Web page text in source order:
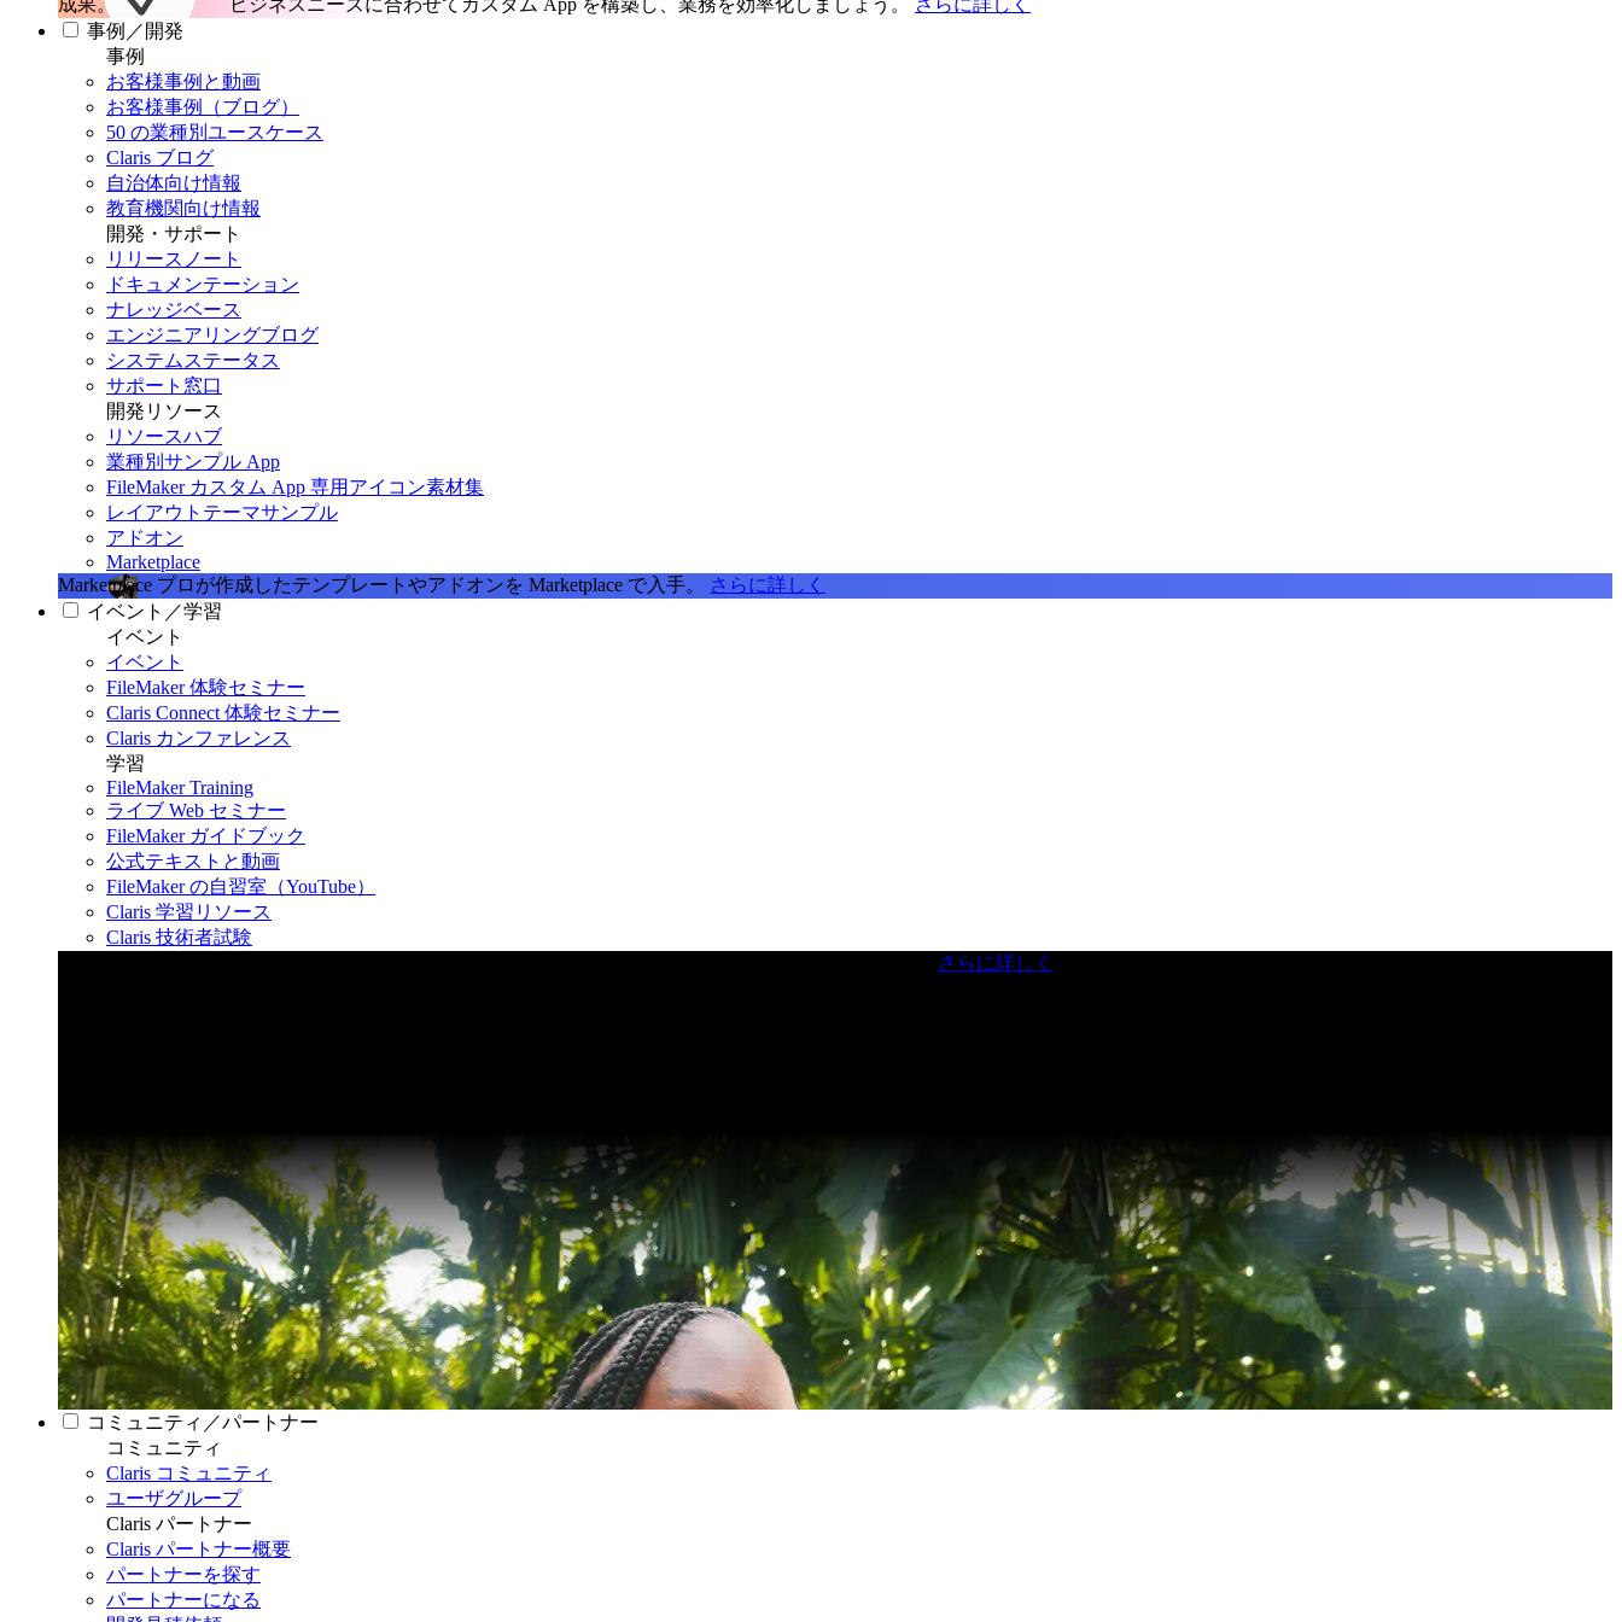
成果。 ビジネスニーズに合わせてカスタム App を構築し、業務を効率化しましょう。
さらに詳しく
事例／開発
事例
お客様事例と動画
お客様事例（ブログ）
50 の業種別ユースケース
Claris ブログ
自治体向け情報
教育機関向け情報
開発・サポート
リリースノート
ドキュメンテーション
ナレッジベース
エンジニアリングブログ
システムステータス
サポート窓口
開発リソース
リソースハブ
業種別サンプル App
FileMaker カスタム App 専用アイコン素材集
レイアウトテーマサンプル
アドオン
Marketplace
Marketplace プロが作成したテンプレートやアドオンを Marketplace で入手。
さらに詳しく
イベント／学習
イベント
イベント
FileMaker 体験セミナー
Claris Connect 体験セミナー
Claris カンファレンス
学習
FileMaker Training
ライブ Web セミナー
FileMaker ガイドブック
公式テキストと動画
FileMaker の自習室（YouTube）
Claris 学習リソース
Claris 技術者試験
さらに詳しく
コミュニティ／パートナー
コミュニティ
Claris コミュニティ
ユーザグループ
Claris パートナー
Claris パートナー概要
パートナーを探す
パートナーになる